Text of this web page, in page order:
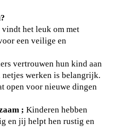
vindt het leuk om met
een veilige en
vertrouwen hun kind aan
werken is belangrijk.
open voor nieuwe dingen
; Kinderen hebben
en jij helpt hen rustig en